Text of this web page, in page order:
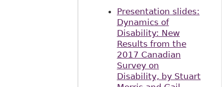
Presentation slides:
Dynamics of
Disability: New
Results from the
2017 Canadian
Survey on
Disability, by Stuart